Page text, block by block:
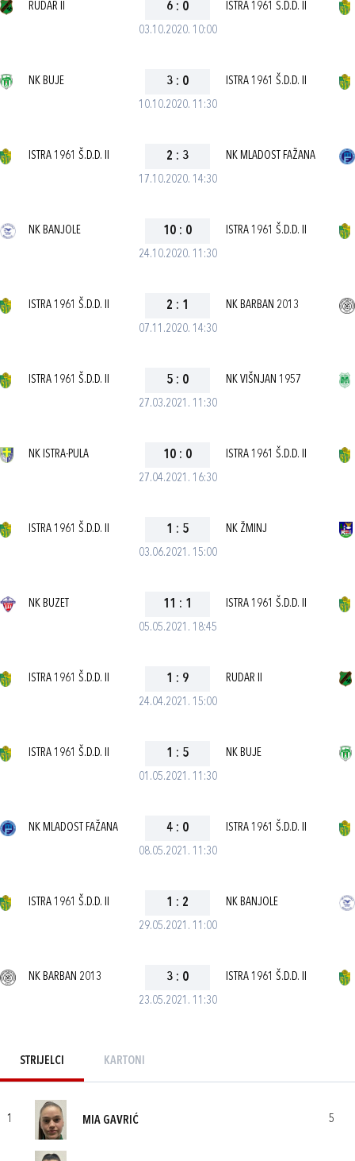
03.10.2020. 10:00
RUDAR II 6 : 0 ISTRA 1961 Š.D.D. II
10.10.2020. 11:30
NK BUJE 3 : 0 ISTRA 1961 Š.D.D. II
17.10.2020. 14:30
ISTRA 1961 Š.D.D. II 2 : 3 NK MLADOST FAŽANA
24.10.2020. 11:30
NK BANJOLE 10 : 0 ISTRA 1961 Š.D.D. II
07.11.2020. 14:30
ISTRA 1961 Š.D.D. II 2 : 1 NK BARBAN 2013
27.03.2021. 11:30
ISTRA 1961 Š.D.D. II 5 : 0 NK VIŠNJAN 1957
27.04.2021. 16:30
NK ISTRA-PULA 10 : 0 ISTRA 1961 Š.D.D. II
03.06.2021. 15:00
ISTRA 1961 Š.D.D. II 1 : 5 NK ŽMINJ
05.05.2021. 18:45
NK BUZET 11 : 1 ISTRA 1961 Š.D.D. II
24.04.2021. 15:00
ISTRA 1961 Š.D.D. II 1 : 9 RUDAR II
01.05.2021. 11:30
ISTRA 1961 Š.D.D. II 1 : 5 NK BUJE
08.05.2021. 11:30
NK MLADOST FAŽANA 4 : 0 ISTRA 1961 Š.D.D. II
29.05.2021. 11:00
ISTRA 1961 Š.D.D. II 1 : 2 NK BANJOLE
23.05.2021. 11:30
NK BARBAN 2013 3 : 0 ISTRA 1961 Š.D.D. II
STRIJELCI KARTONI
1 MIA GAVRIĆ 5